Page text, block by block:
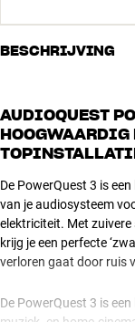
BESCHRIJVING
AUDIOQUEST
HOOGWAARDIG
De PowerQuest 3 is
van je audiosysteem
elektriciteit. Met
krijg je een perfecte
verloren gaat door ruis
De PowerQuest 3 is